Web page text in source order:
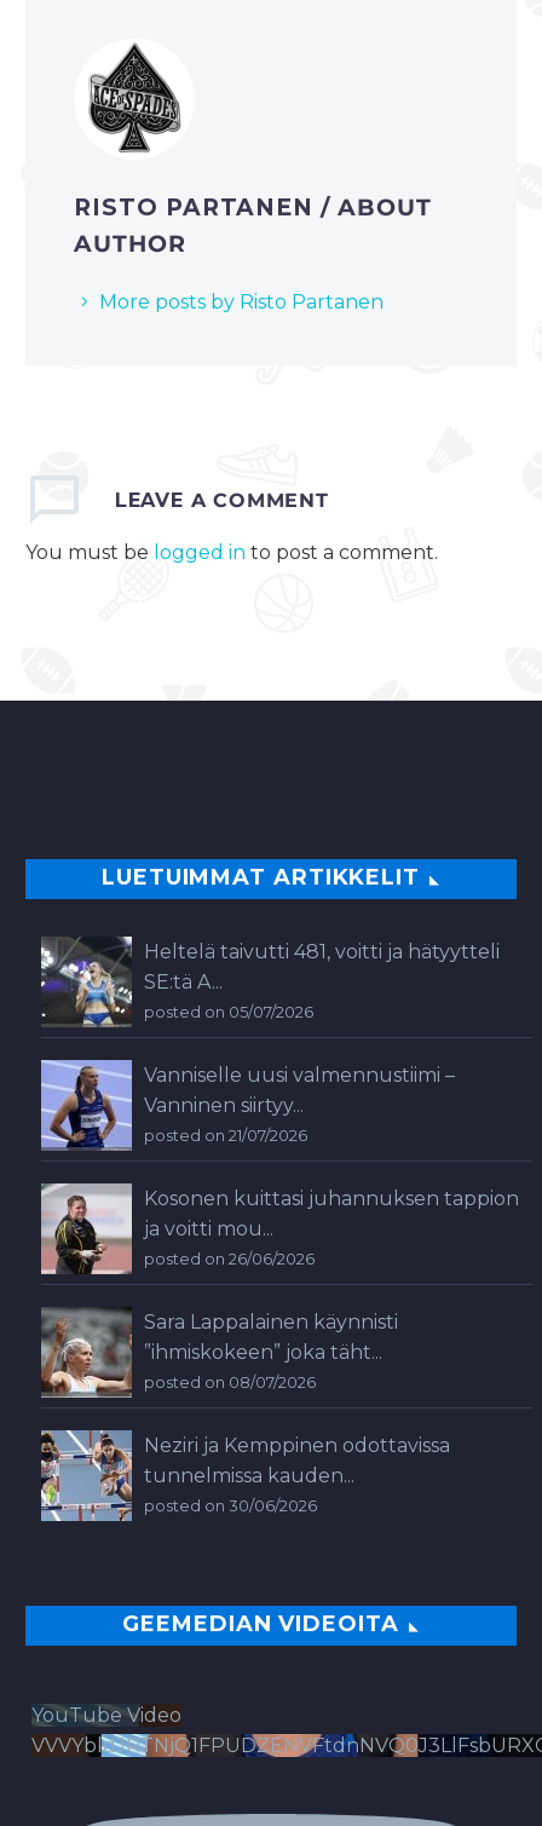
RISTO PARTANEN/ ABOUT
AUTHOR
More posts by Risto Partanen
LEAVE A COMMENT
You must be logged in to post a comment.
LUETUIMMAT ARTIKKELIT
Heltelä taivutti 481, voitti ja hätyytteli
SE:tä A...
posted on 05/07/2026
Vanniselle uusi valmennustiimi –
Vanninen siirtyy...
posted on 21/07/2026
Kosonen kuittasi juhannuksen tappion
ja voitti mou...
posted on 26/06/2026
Sara Lappalainen käynnisti
”ihmiskokeen” joka täht...
posted on 08/07/2026
Neziri ja Kemppinen odottavissa
tunnelmissa kauden...
posted on 30/06/2026
GEEMEDIAN VIDEOITA
YouTube Video